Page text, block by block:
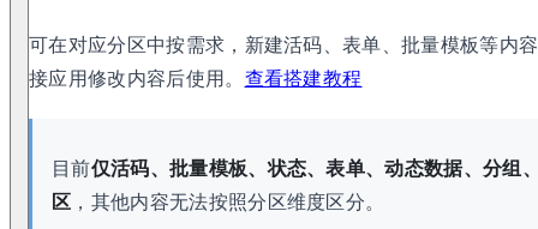
可在对应分区中按需求，新建活码、表单、批量模板等内
接应用修改内容后使用。 查看搭建教程
目前仅活码、批量模板、状态、表单、动态数据、分组
区 ，其他内容无法按照分区维度区分。